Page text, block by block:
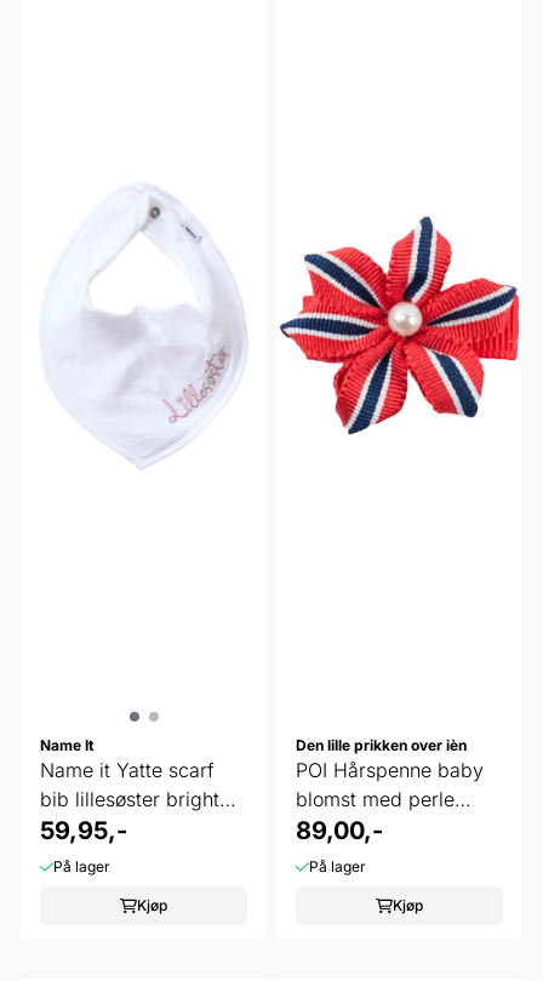
Name It
Name it Yatte scarf
bib lillesøster bright
white
59,95,-
På lager
Kjøp
Den lille prikken over ièn
POI Hårspenne baby
blomst med perle
nasjonal
89,00,-
På lager
Kjøp